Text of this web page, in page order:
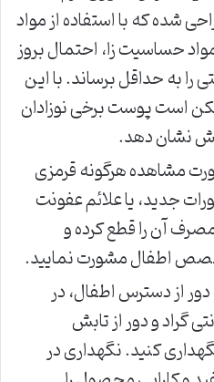
شده که با استفاده از مواد
حساسیت زا، احتمال بروز
به حداقل برساند. با این
است پوست برخی نوزادان
نشان دهد.
مشاهده هرگونه قرمزی
جدید، یا علائم عفونت
آن را قطع کرده و
اطفال مشورت نمایید.
دور از دسترس اطفال، در
درجه سانتی گراد و دور از تابش
کنید. نگهداری در